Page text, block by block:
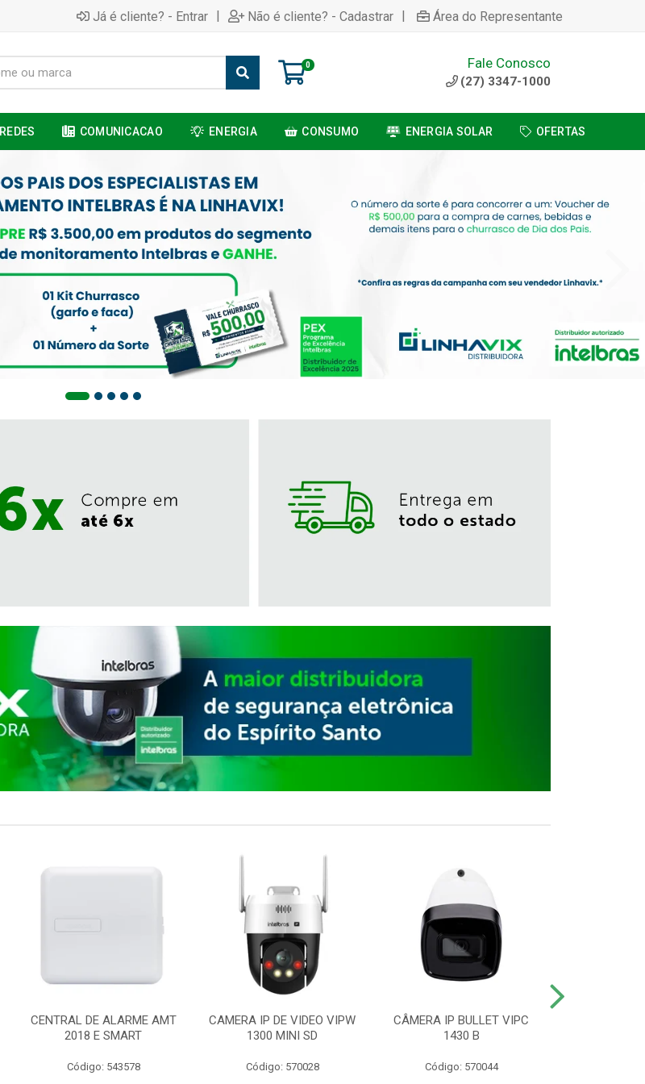
Já é cliente? - Entrar | Não é cliente? - Cadastrar | Área do Representante
0 Fale Conosco
(27) 3347-1000
REDES COMUNICACAO ENERGIA CONSUMO ENERGIA SOLAR OFERTAS
CENTRAL DE ALARME AMT
2018 E SMART
Código: 543578
CAMERA IP DE VIDEO VIPW
1300 MINI SD
Código: 570028
CÂMERA IP BULLET VIPC
1430 B
Código: 570044